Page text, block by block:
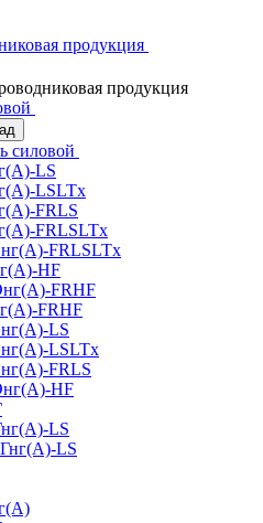
продукция
продукция
силовой
LS
LSLTx
FRLS
FRLSLTx
FRLSLTx
HF
FRHF
FRHF
LS
LSLTx
FRLS
HF
LS
LS